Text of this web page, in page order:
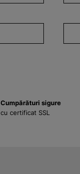
Cumpărături sigure
cu certificat SSL